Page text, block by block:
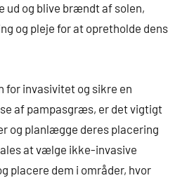
og blive brændt af solen,
og pleje for at opretholde dens
for invasivitet og sikre en
af pampasgræs, er det vigtigt
og planlægge deres placering
at vælge ikke-invasive
placere dem i områder, hvor